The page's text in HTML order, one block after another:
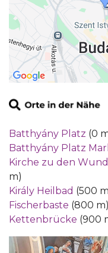
Batthyány Platz (0
Batthyány Platz
Kirche zu den
m)
Király Heilbad (500
Fischerbaste (800 m)
Kettenbrücke (900